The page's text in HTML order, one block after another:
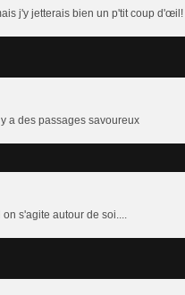
j'y jetterais bien un p'tit coup d'œil!
a des passages savoureux
s'agite autour de soi....